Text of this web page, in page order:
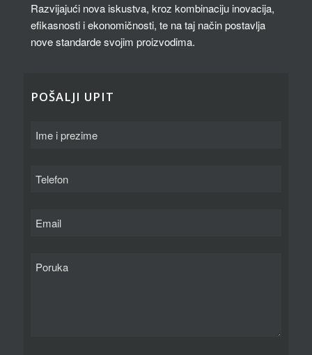
Razvijajući nova iskustva, kroz kombinaciju inovacija,
efikasnosti i ekonomičnosti, te na taj način postavlja
nove standarde svojim proizvodima.
POŠALJI UPIT